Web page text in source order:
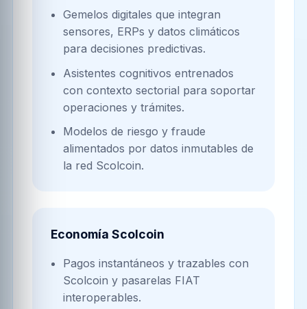
Gemelos digitales que integran
sensores, ERPs y datos climáticos
para decisiones predictivas.
Asistentes cognitivos entrenados
con contexto sectorial para soportar
operaciones y trámites.
Modelos de riesgo y fraude
alimentados por datos inmutables de
la red Scolcoin.
Economía Scolcoin
Pagos instantáneos y trazables con
Scolcoin y pasarelas FIAT
interoperables.